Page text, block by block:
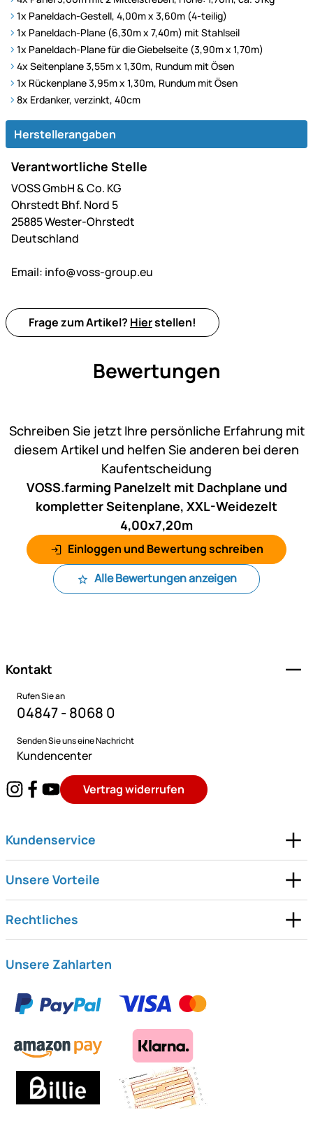
1x Paneldach-Gestell, 4,00m x 3,60m (4-teilig)
1x Paneldach-Plane (6,30m x 7,40m) mit Stahlseil
1x Paneldach-Plane für die Giebelseite (3,90m x 1,70m)
4x Seitenplane 3,55m x 1,30m, Rundum mit Ösen
1x Rückenplane 3,95m x 1,30m, Rundum mit Ösen
8x Erdanker, verzinkt, 40cm
Herstellerangaben
Verantwortliche Stelle
VOSS GmbH & Co. KG
Ohrstedt Bhf. Nord 5
25885 Wester-Ohrstedt
Deutschland
Email: info@voss-group.eu
Frage zum Artikel? Hierstellen!
Bewertungen
Schreiben Sie jetzt Ihre persönliche Erfahrung mit
diesem Artikel und helfen Sie anderen bei deren
Kaufentscheidung
VOSS.farming Panelzelt mit Dachplane und
kompletter Seitenplane, XXL-Weidezelt
4,00x7,20m
Einloggen und Bewertung schreiben
Alle Bewertungen anzeigen
Kontakt
Rufen Sie an
04847 - 8068 0
Senden Sie uns eine Nachricht
Kundencenter
Vertrag widerrufen
Kundenservice
Unsere Vorteile
Rechtliches
Unsere Zahlarten